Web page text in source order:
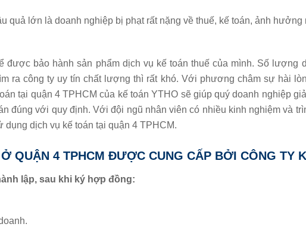
quả lớn là doanh nghiệp bị phạt rất nặng về thuế, kế toán, ảnh
được bảo hành sản phẩm dịch vụ kế toán thuế của mình. Số lượng
ra công ty uy tín chất lượng thì rất khó. Với phương châm sự hài
tại quận 4 TPHCM của kế toán YTHO sẽ giúp quý doanh nghiệp
đúng với quy định. Với đội ngũ nhân viên có nhiều kinh nghiệm và
dụng dịch vụ kế toán tại quận 4 TPHCM.
QUẬN 4 TPHCM ĐƯỢC CUNG CẤP BỞI CÔNG TY
lập, sau khi ký hợp đồng: